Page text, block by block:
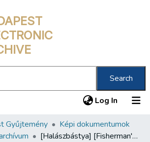
Search
Log In (current)
Gyűjtemény
Képi dokumentumok
[Halászbástya] [Fisherman's Bastion]